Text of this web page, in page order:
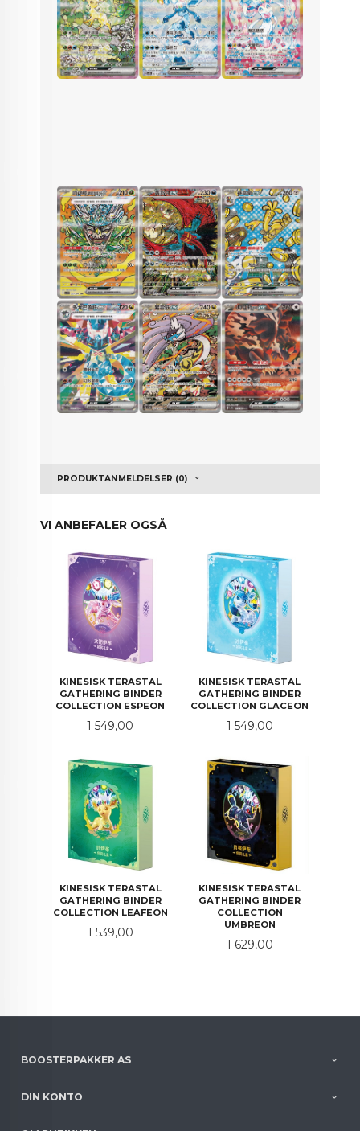
PRODUKTANMELDELSER (0)
VI ANBEFALER OGSÅ
KINESISK TERASTAL
GATHERING BINDER
COLLECTION ESPEON
Pris
1 549,00
KINESISK TERASTAL
GATHERING BINDER
COLLECTION GLACEON
Pris
1 549,00
KINESISK TERASTAL
GATHERING BINDER
COLLECTION LEAFEON
Pris
1 539,00
KINESISK TERASTAL
GATHERING BINDER
COLLECTION
UMBREON
Pris
1 629,00
BOOSTERPAKKER AS
DIN KONTO